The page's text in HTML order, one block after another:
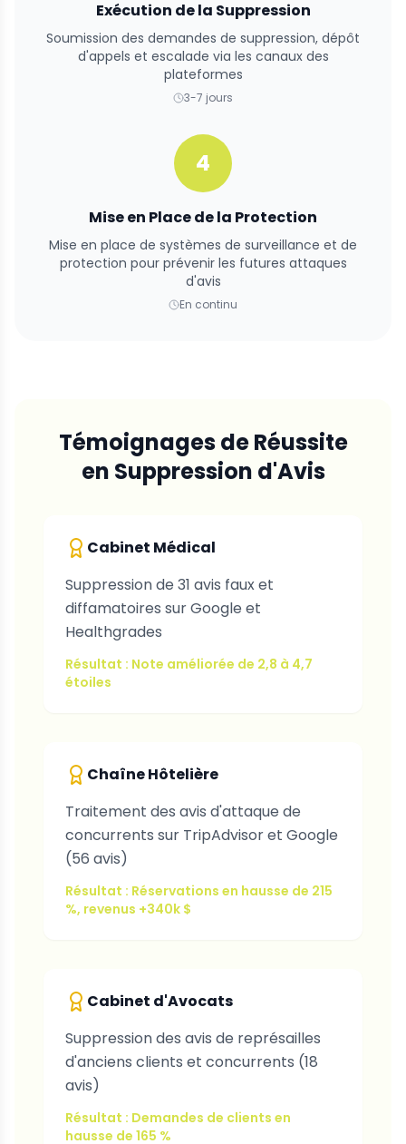
Exécution de la Suppression
Soumission des demandes de suppression, dépôt
d'appels et escalade via les canaux des
plateformes
3-7 jours
4
Mise en Place de la Protection
Mise en place de systèmes de surveillance et de
protection pour prévenir les futures attaques
d'avis
En continu
Témoignages de Réussite
en Suppression d'Avis
Cabinet Médical
Suppression de 31 avis faux et
diffamatoires sur Google et
Healthgrades
Résultat : Note améliorée de 2,8 à 4,7
étoiles
Chaîne Hôtelière
Traitement des avis d'attaque de
concurrents sur TripAdvisor et Google
(56 avis)
Résultat : Réservations en hausse de 215
%, revenus +340k $
Cabinet d'Avocats
Suppression des avis de représailles
d'anciens clients et concurrents (18
avis)
Résultat : Demandes de clients en
hausse de 165 %